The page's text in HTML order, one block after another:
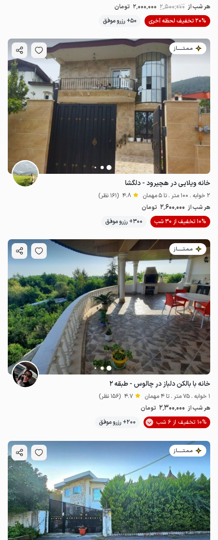
هر شب از 2٬500٬000 2٬000٬000 تومان
20% تخفیف لحظه آخری
50+ رزرو موفق
مـمـتــــــاز
خانه ویلایی در هچیرود - دلگشا
2 خوابه . 100 متر . تا 5 مهمان 4.8 (161 نظر)
هر شب از 2٬600٬000 تومان
10% تخفیف از 30 شب
300+ رزرو موفق
مـمـتــــــاز
خانه با بالکن دلباز در چالوس - طبقه ۲
1 خوابه . 75 متر . تا 4 مهمان 4.7 (156 نظر)
هر شب از 2٬300٬000 تومان
10% تخفیف از 6 شب
200+ رزرو موفق
مـمـتــــــاز